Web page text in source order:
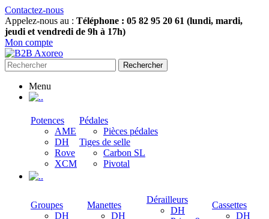
Contactez-nous
Appelez-nous au : Téléphone : 05 82 95 20 61 (lundi, mardi,
jeudi et vendredi de 9h à 17h)
Mon compte
Rechercher
Menu
.
Potences
AME
DH
Rove
XCM
Pédales
Pièces pédales
Tiges de selle
Carbon SL
Pivotal
.
Groupes
DH
Manettes
DH
Dérailleurs
DH
Cassettes
DH